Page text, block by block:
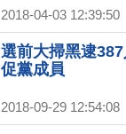
2018-04-03 12:39:50
選前大掃黑逮
促黨成員
2018-09-29 12:54:08